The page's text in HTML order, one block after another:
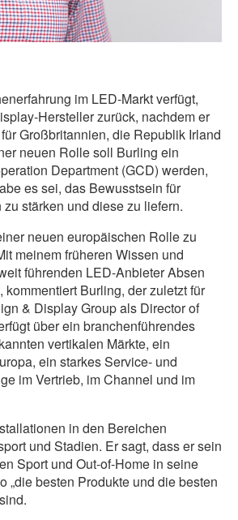
im LED-Markt verfügt,
Hersteller zurück, nachdem er
Großbritannien, die Republik Irland
neuen Rolle soll Burling ein
Department (GCD) werden,
es sei, das Bewusstsein für
stärken und diese zu liefern.
neuen europäischen Rolle zu
meinem früheren Wissen und
führenden LED-Anbieter Absen
Burling, der zuletzt für
& Display Group als Director of
über ein branchenführendes
vertikalen Märkte, ein
ein starkes Service- und
im Vertrieb, im Channel und im
in den Bereichen
und Stadien. Er sagt, dass er sein
Sport und Out-of-Home in seine
besten Produkte und die besten